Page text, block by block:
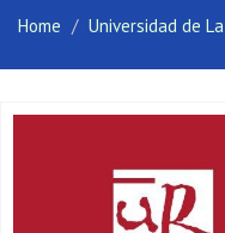
Home Universidad de